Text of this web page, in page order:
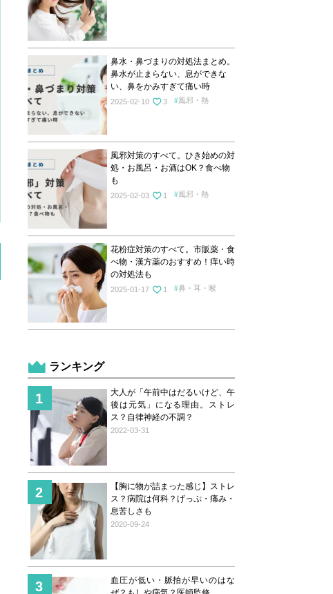
鼻水・鼻づまりの対処法まとめ。
鼻水が止まらない、息ができな
い、鼻をかみすぎて痛い時
2025-02-10 3 風邪・熱
風邪対策のすべて。ひき始めの対
処・お風呂・お酒はOK？食べ物
も
2025-02-03 1 風邪・熱
花粉症対策のすべて。市販薬・食
べ物・漢方薬のおすすめ！痒い時
の対処法も
2025-01-17 1 鼻・耳・喉
ランキング
大人が「午前中はだるいけど、午
後は元気」になる理由。ストレ
ス？自律神経の不調？
2022-03-31
【胸に物が詰まった感じ】ストレ
ス？病院は何科？げっぷ・痛み・
息苦しさも
2020-09-24
血圧が低い・脈拍が早いのはな